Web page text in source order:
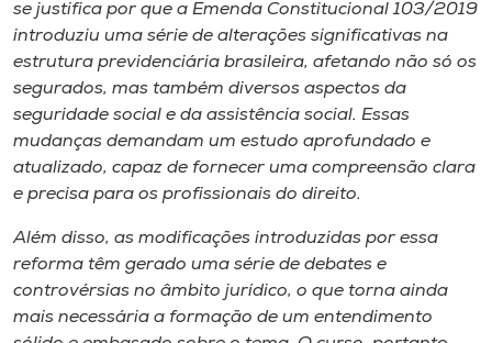
Unoesc
Store
Selecione
o idioma
A+
A-
se justifica por que a Emenda Constitucional 103/2019
introduziu uma série de alterações significativas na
estrutura previdenciária brasileira, afetando não só os
segurados, mas também diversos aspectos da
seguridade social e da assistência social. Essas
mudanças demandam um estudo aprofundado e
atualizado, capaz de fornecer uma compreensão clara
e precisa para os profissionais do direito.
Além disso, as modificações introduzidas por essa
reforma têm gerado uma série de debates e
controvérsias no âmbito jurídico, o que torna ainda
mais necessária a formação de um entendimento